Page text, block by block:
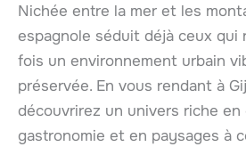
Nichée entre la mer et les
espagnole séduit déjà ceux qui
fois un environnement urbain
préservée. En vous rendant à
découvrirez un univers riche en
gastronomie et en paysages à